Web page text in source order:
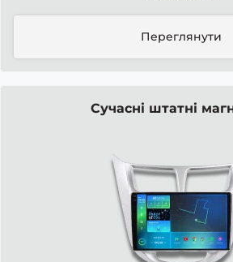
Переглянути
Сучасні штатні